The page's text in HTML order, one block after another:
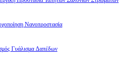
Νανοπροστασία
Γυάλισμα Δαπέδων